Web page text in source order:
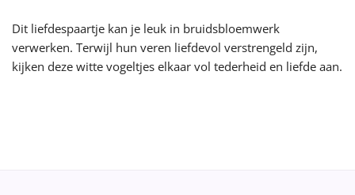
Dit liefdespaartje kan je leuk in bruidsbloemwerk
verwerken. Terwijl hun veren liefdevol verstrengeld zijn,
kijken deze witte vogeltjes elkaar vol tederheid en liefde aan.